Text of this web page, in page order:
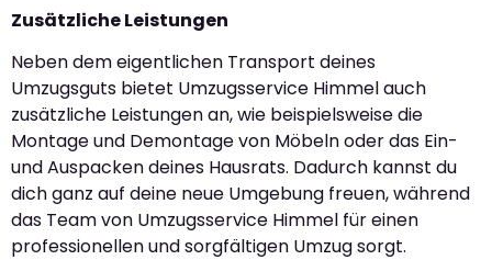
Zusätzliche Leistungen
Neben dem eigentlichen Transport deines
Umzugsguts bietet Umzugsservice Himmel auch
zusätzliche Leistungen an, wie beispielsweise die
Montage und Demontage von Möbeln oder das Ein-
und Auspacken deines Hausrats. Dadurch kannst du
dich ganz auf deine neue Umgebung freuen, während
das Team von Umzugsservice Himmel für einen
professionellen und sorgfältigen Umzug sorgt.